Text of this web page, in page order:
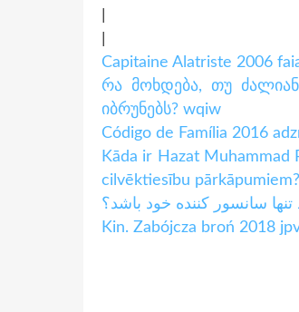
Capitaine Alatriste 2006
რა მოხდება, თუ
იბრუნებს? wqiw
Código de Família 2016
Kāda ir Hazat Muhammad
cilvēktiesību
Kin. Zabójcza broń 2018